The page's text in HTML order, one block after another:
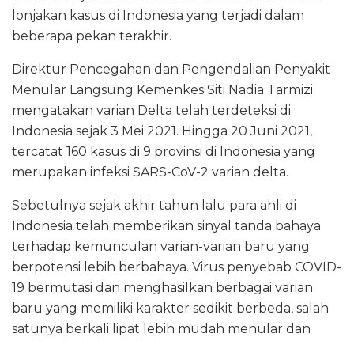
lonjakan kasus di Indonesia yang terjadi dalam
beberapa pekan terakhir.
Direktur Pencegahan dan Pengendalian Penyakit
Menular Langsung Kemenkes Siti Nadia Tarmizi
mengatakan varian Delta telah terdeteksi di
Indonesia sejak 3 Mei 2021. Hingga 20 Juni 2021,
tercatat 160 kasus di 9 provinsi di Indonesia yang
merupakan infeksi SARS-CoV-2 varian delta.
Sebetulnya sejak akhir tahun lalu para ahli di
Indonesia telah memberikan sinyal tanda bahaya
terhadap kemunculan varian-varian baru yang
berpotensi lebih berbahaya. Virus penyebab COVID-
19 bermutasi dan menghasilkan berbagai varian
baru yang memiliki karakter sedikit berbeda, salah
satunya berkali lipat lebih mudah menular dan